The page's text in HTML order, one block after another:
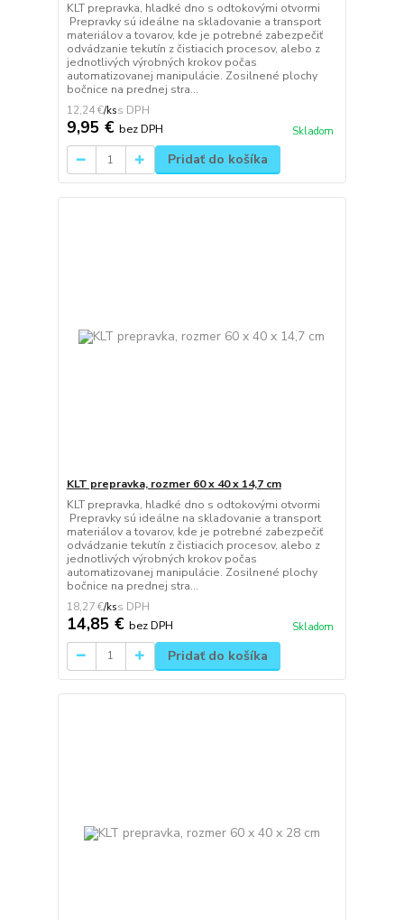
KLT prepravka, hladké dno s odtokovými otvormi
Prepravky sú ideálne na skladovanie a transport
materiálov a tovarov, kde je potrebné zabezpečiť
odvádzanie tekutín z čistiacich procesov, alebo z
jednotlivých výrobných krokov počas
automatizovanej manipulácie. Zosilnené plochy
bočnice na prednej stra...
12,24 €/ks
9,95 € bez DPH Skladom
Pridať do košíka
KLT prepravka, rozmer 60 x 40 x 14,7 cm
KLT prepravka, hladké dno s odtokovými otvormi
Prepravky sú ideálne na skladovanie a transport
materiálov a tovarov, kde je potrebné zabezpečiť
odvádzanie tekutín z čistiacich procesov, alebo z
jednotlivých výrobných krokov počas
automatizovanej manipulácie. Zosilnené plochy
bočnice na prednej stra...
18,27 €/ks
14,85 € bez DPH Skladom
Pridať do košíka